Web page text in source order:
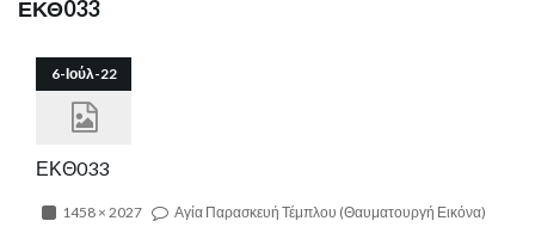
ΕΚΘ033
6-Ιούλ-22
ΕΚΘ033
1458 × 2027 Αγία Παρασκευή Τέμπλου (Θαυματουργή Εικόνα)